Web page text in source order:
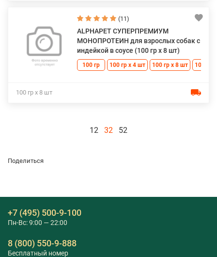
(11)
ALPHAPET СУПЕРПРЕМИУМ
МОНОПРОТЕИН для взрослых собак с
индейкой в соусе (100 гр х 8 шт)
100 гр 100 гр х 4 шт 100 гр х 8 шт 100 гр
100 гр х 8 шт
12 32 52
Поделиться
+7 (495) 500-9-100
Пн-Вс: 9:00 — 22:00
8 (800) 550-9-888
Бесплатный номер